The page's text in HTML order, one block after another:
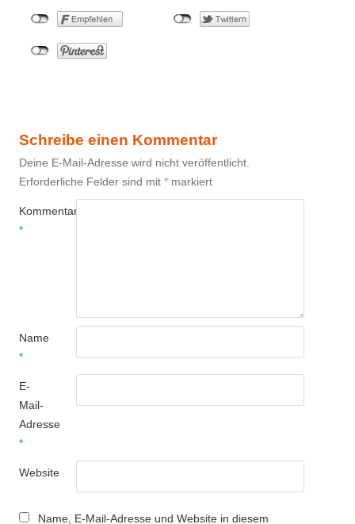
Schreibe einen Kommentar
Deine E-Mail-Adresse wird nicht veröffentlicht.
Erforderliche Felder sind mit * markiert
Kommentar
*
Name
*
E-
Mail-
Adresse
*
Website
Name, E-Mail-Adresse und Website in diesem